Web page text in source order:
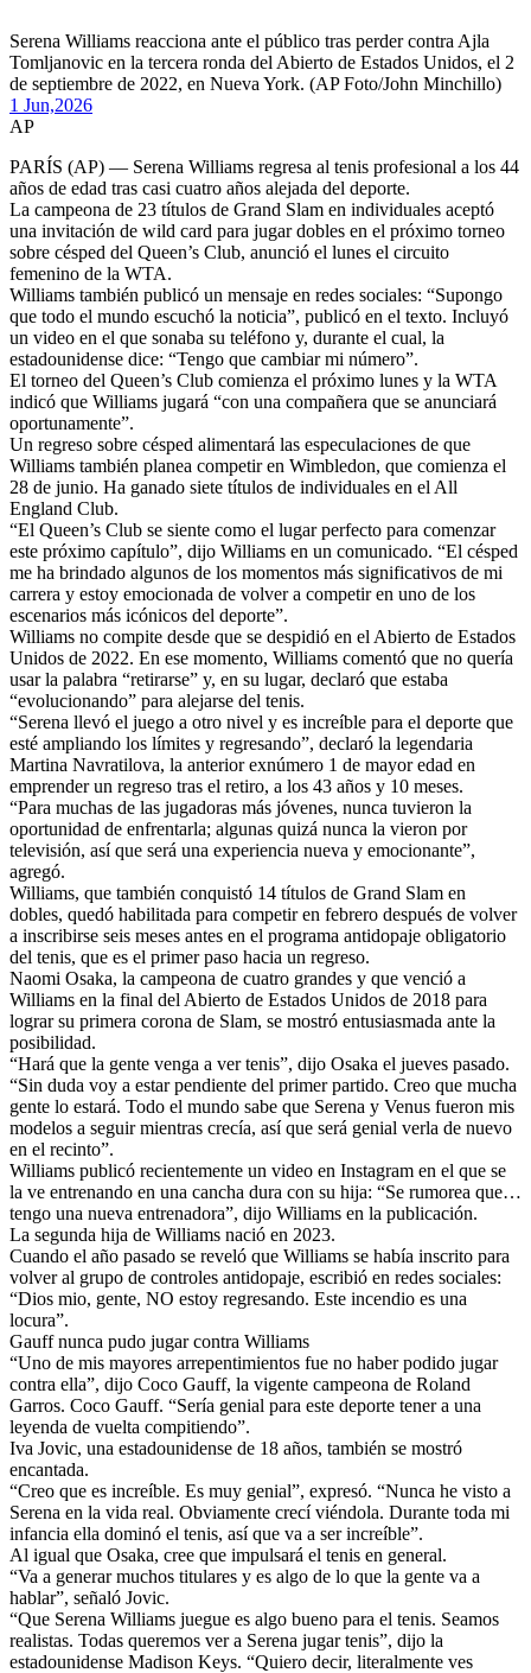
Serena Williams reacciona ante el público tras perder contra Ajla
Tomljanovic en la tercera ronda del Abierto de Estados Unidos, el 2
de septiembre de 2022, en Nueva York. (AP Foto/John Minchillo)
1 Jun,2026
AP
PARÍS (AP) — Serena Williams regresa al tenis profesional a los 44
años de edad tras casi cuatro años alejada del deporte.
La campeona de 23 títulos de Grand Slam en individuales aceptó
una invitación de wild card para jugar dobles en el próximo torneo
sobre césped del Queen’s Club, anunció el lunes el circuito
femenino de la WTA.
Williams también publicó un mensaje en redes sociales: “Supongo
que todo el mundo escuchó la noticia”, publicó en el texto. Incluyó
un video en el que sonaba su teléfono y, durante el cual, la
estadounidense dice: “Tengo que cambiar mi número”.
El torneo del Queen’s Club comienza el próximo lunes y la WTA
indicó que Williams jugará “con una compañera que se anunciará
oportunamente”.
Un regreso sobre césped alimentará las especulaciones de que
Williams también planea competir en Wimbledon, que comienza el
28 de junio. Ha ganado siete títulos de individuales en el All
England Club.
“El Queen’s Club se siente como el lugar perfecto para comenzar
este próximo capítulo”, dijo Williams en un comunicado. “El césped
me ha brindado algunos de los momentos más significativos de mi
carrera y estoy emocionada de volver a competir en uno de los
escenarios más icónicos del deporte”.
Williams no compite desde que se despidió en el Abierto de Estados
Unidos de 2022. En ese momento, Williams comentó que no quería
usar la palabra “retirarse” y, en su lugar, declaró que estaba
“evolucionando” para alejarse del tenis.
“Serena llevó el juego a otro nivel y es increíble para el deporte que
esté ampliando los límites y regresando”, declaró la legendaria
Martina Navratilova, la anterior exnúmero 1 de mayor edad en
emprender un regreso tras el retiro, a los 43 años y 10 meses.
“Para muchas de las jugadoras más jóvenes, nunca tuvieron la
oportunidad de enfrentarla; algunas quizá nunca la vieron por
televisión, así que será una experiencia nueva y emocionante”,
agregó.
Williams, que también conquistó 14 títulos de Grand Slam en
dobles, quedó habilitada para competir en febrero después de volver
a inscribirse seis meses antes en el programa antidopaje obligatorio
del tenis, que es el primer paso hacia un regreso.
Naomi Osaka, la campeona de cuatro grandes y que venció a
Williams en la final del Abierto de Estados Unidos de 2018 para
lograr su primera corona de Slam, se mostró entusiasmada ante la
posibilidad.
“Hará que la gente venga a ver tenis”, dijo Osaka el jueves pasado.
“Sin duda voy a estar pendiente del primer partido. Creo que mucha
gente lo estará. Todo el mundo sabe que Serena y Venus fueron mis
modelos a seguir mientras crecía, así que será genial verla de nuevo
en el recinto”.
Williams publicó recientemente un video en Instagram en el que se
la ve entrenando en una cancha dura con su hija: “Se rumorea que…
tengo una nueva entrenadora”, dijo Williams en la publicación.
La segunda hija de Williams nació en 2023.
Cuando el año pasado se reveló que Williams se había inscrito para
volver al grupo de controles antidopaje, escribió en redes sociales:
“Dios mio, gente, NO estoy regresando. Este incendio es una
locura”.
Gauff nunca pudo jugar contra Williams
“Uno de mis mayores arrepentimientos fue no haber podido jugar
contra ella”, dijo Coco Gauff, la vigente campeona de Roland
Garros. Coco Gauff. “Sería genial para este deporte tener a una
leyenda de vuelta compitiendo”.
Iva Jovic, una estadounidense de 18 años, también se mostró
encantada.
“Creo que es increíble. Es muy genial”, expresó. “Nunca he visto a
Serena en la vida real. Obviamente crecí viéndola. Durante toda mi
infancia ella dominó el tenis, así que va a ser increíble”.
Al igual que Osaka, cree que impulsará el tenis en general.
“Va a generar muchos titulares y es algo de lo que la gente va a
hablar”, señaló Jovic.
“Que Serena Williams juegue es algo bueno para el tenis. Seamos
realistas. Todas queremos ver a Serena jugar tenis”, dijo la
estadounidense Madison Keys. “Quiero decir, literalmente ves